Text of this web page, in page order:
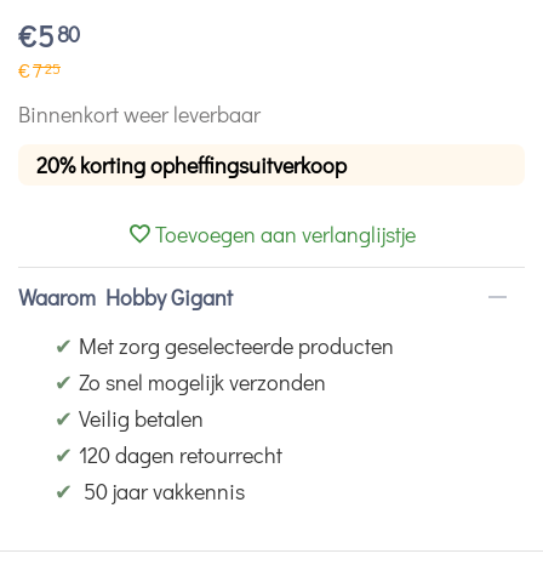
€580
€725
Binnenkort weer leverbaar
20% korting opheffingsuitverkoop
Toevoegen aan verlanglijstje
Waarom Hobby Gigant
✔ Met zorg geselecteerde producten
✔ Zo snel mogelijk verzonden
✔ Veilig betalen
✔ 120 dagen retourrecht
✔ 50 jaar vakkennis